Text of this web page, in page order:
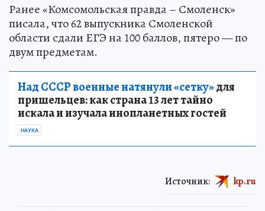
Ранее «Комсомольская правда – Смоленск»
писала, что 62 выпускника Смоленской
области сдали ЕГЭ на 100 баллов, пятеро — по
двум предметам.
Над СССР военные натянули «сетку»для
пришельцев: как страна 13 лет тайно
искала и изучала инопланетных гостей
НАУКА
Источник: kp.ru